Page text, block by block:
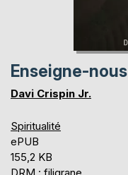
Enseigne-
Davi Crispin Jr.
Spiritualité
ePUB
155,2 KB